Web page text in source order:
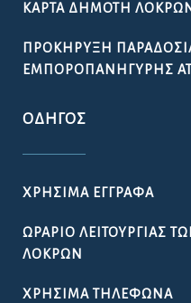
ΚΆΡΤΑ ΔΗΜΌΤΗ ΛΟΚΡΏΝ
ΠΡΟΚΉΡΥΞΗ
ΕΜΠΟΡΟΠΑΝΉΓΥΡΗΣ
ΟΔΗΓΌΣ
ΧΡΉΣΙΜΑ ΈΓΓΡΑΦΑ
ΩΡΆΡΙΟ ΛΕΙΤΟΥΡΓΊΑΣ
ΛΟΚΡΏΝ
ΧΡΉΣΙΜΑ ΤΗΛΈΦΩΝΑ